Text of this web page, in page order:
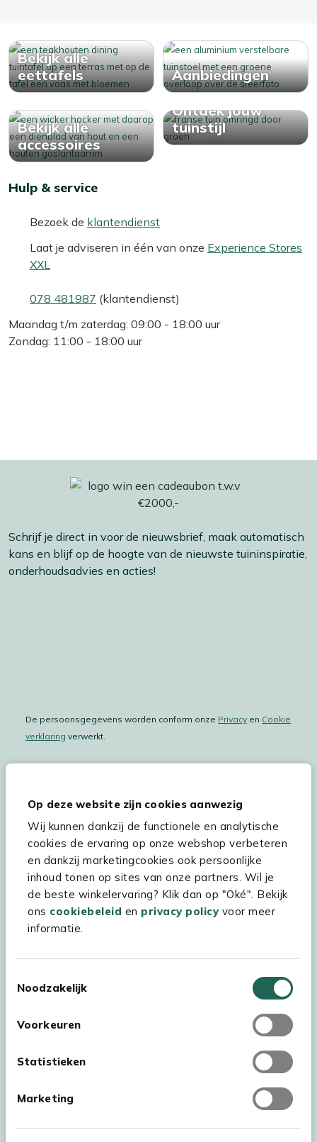
Op deze website zijn cookies aanwezig
Wij kunnen dankzij de functionele en analytische
cookies de ervaring op onze webshop verbeteren
en dankzij marketingcookies ook persoonlijke
inhoud tonen op sites van onze partners. Wil je
de beste winkelervaring? Klik dan op "Oké". Bekijk
ons cookiebeleid en privacy policyvoor meer
informatie.
Noodzakelijk
Voorkeuren
Statistieken
Marketing
Bekijk alle
eettafels
Aanbiedingen
Bekijk alle
accessoires
Ontdek jouw
tuinstijl
Hulp & service
Bezoek de klantendienst
Laat je adviseren in één van onze Experience Stores
XXL
078 481987 (klantendienst)
Maandag t/m zaterdag: 09:00 - 18:00 uur
Zondag: 11:00 - 18:00 uur
Schrijf je direct in voor de nieuwsbrief, maak automatisch
kans en blijf op de hoogte van de nieuwste tuininspiratie,
onderhoudsadvies en acties!
De persoonsgegevens worden conform onze Privacy en Cookie
verklaring verwerkt.
Hulp & service
Assortiment
Kees Smit Tuinmeubelen
Experience Stores XXL